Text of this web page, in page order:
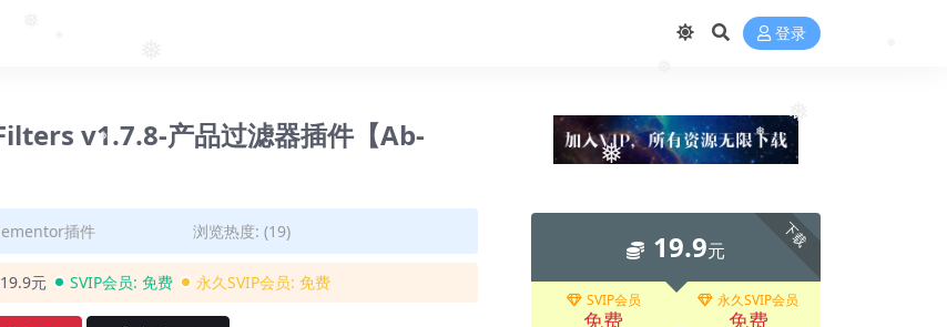
❅
❅
❅
❅
登录
v1.7.8-产品过滤器插件【Ab-
插件 浏览热度: (19)
19.9元 SVIP会员: 免费 永久SVIP会员: 免费
下载
19.9元
SVIP会员
免费
永久SVIP会员
免费